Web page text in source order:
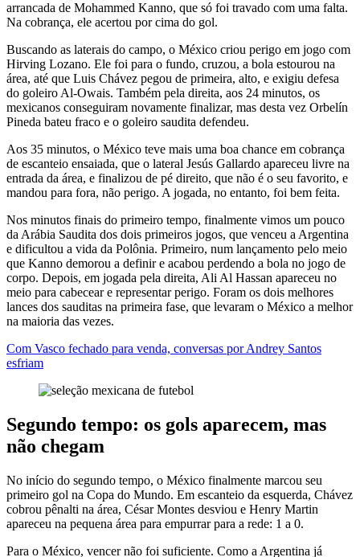
arrancada de Mohammed Kanno, que só foi travado com uma falta.
Na cobrança, ele acertou por cima do gol.
Buscando as laterais do campo, o México criou perigo em jogo com
Hirving Lozano. Ele foi para o fundo, cruzou, a bola estourou na
área, até que Luis Chávez pegou de primeira, alto, e exigiu defesa
do goleiro Al-Owais. Também pela direita, aos 24 minutos, os
mexicanos conseguiram novamente finalizar, mas desta vez Orbelín
Pineda bateu fraco e o goleiro saudita defendeu.
Aos 35 minutos, o México teve mais uma boa chance em cobrança
de escanteio ensaiada, que o lateral Jesús Gallardo apareceu livre na
entrada da área, e finalizou de pé direito, que não é o seu favorito, e
mandou para fora, não perigo. A jogada, no entanto, foi bem feita.
Nos minutos finais do primeiro tempo, finalmente vimos um pouco
da Arábia Saudita dos dois primeiros jogos, que venceu a Argentina
e dificultou a vida da Polônia. Primeiro, num lançamento pelo meio
que Kanno demorou a definir e acabou perdendo a bola no jogo de
corpo. Depois, em jogada pela direita, Ali Al Hassan apareceu no
meio para cabecear e representar perigo. Foram os dois melhores
lances dos sauditas na primeira fase, que levaram o México a melhor
na maioria das vezes.
Com Vasco fechado para venda, conversas por Andrey Santos
esfriam
Segundo tempo: os gols aparecem, mas
não chegam
No início do segundo tempo, o México finalmente marcou seu
primeiro gol na Copa do Mundo. Em escanteio da esquerda, Chávez
cobrou pênalti na área, César Montes desviou e Henry Martin
apareceu na pequena área para empurrar para a rede: 1 a 0.
Para o México, vencer não foi suficiente. Como a Argentina já